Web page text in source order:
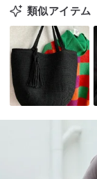
類似アイテム